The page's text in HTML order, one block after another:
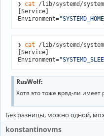
❯ cat /lib/systemd/
[Service]
Environment=
❯ cat /lib/systemd/
[Service]
Environment=
RusWolf:
Хотя это тоже вряд-ли
Без разницы, можно одной,
konstantinovms